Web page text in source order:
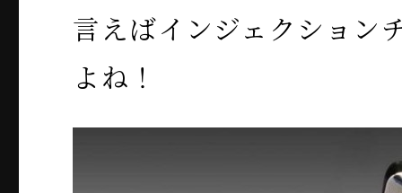
言えばインジェクション
よね！